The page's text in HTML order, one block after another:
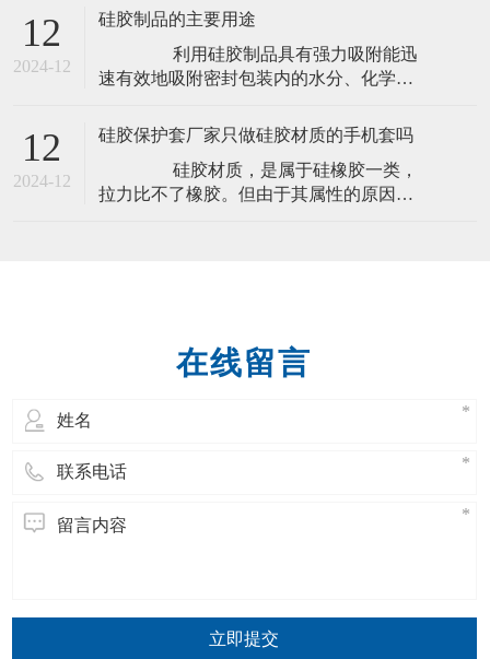
度270℃。当自然橡胶硫化后，其Tg上升，
然橡胶的弹性 其生胶及交联密度不太高的
硫化胶的弹性是高的。例如在
12
2024-12
硅胶制品的主要用途
速有效地吸附密封包装内的水分、化学性
断的创新开发，已被大量用于药物提纯、
DNA分离、食品干燥、高精电子、高级化
妆品、污水净化、啤酒提纯、高级涂料以
及树脂生产或保存等方面。在我们日常生
12
2024-12
硅胶保护套厂家只做硅胶材质的手机套吗
拉力比不了橡胶。但由于其属性的原因，
在线留言
立即提交